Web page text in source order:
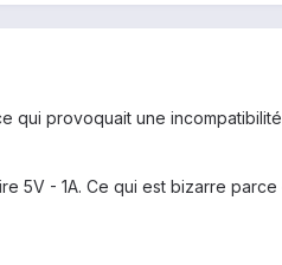
qui provoquait une
5V - 1A. Ce qui est bizarre